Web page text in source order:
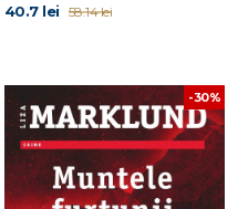
40.7 lei 58.14 lei
-30%